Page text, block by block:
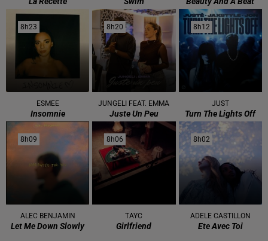
8h23
8h23
ESMEE
Insomnie
8h20
8h20
JUNGELI FEAT. EMMA
Juste Un Peu
8h12
8h12
JUST
Turn The Lights Off
8h09
8h09
ALEC BENJAMIN
Let Me Down Slowly
8h06
8h06
TAYC
Girlfriend
8h02
8h02
ADELE CASTILLON
Ete Avec Toi